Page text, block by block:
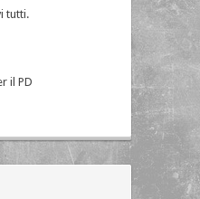
tutti.
il PD